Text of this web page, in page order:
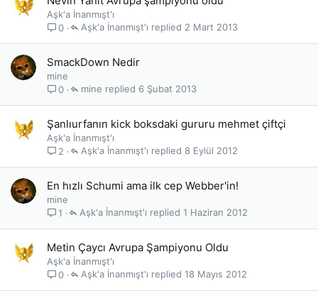
Aşk'a İnanmışt'ı
0
2 Mart 2013
Aşk'a İnanmışt'ı
SmackDown Nedir
mine
0
6 Şubat 2013
mine
Şanlıurfanın kick boksdaki gururu mehmet çiftçi
Aşk'a İnanmışt'ı
2
8 Eylül 2012
Aşk'a İnanmışt'ı
En hızlı Schumi ama ilk cep Webber'in!
mine
1
1 Haziran 2012
Aşk'a İnanmışt'ı
Metin Çaycı Avrupa Şampiyonu Oldu
Aşk'a İnanmışt'ı
0
18 Mayıs 2012
Aşk'a İnanmışt'ı